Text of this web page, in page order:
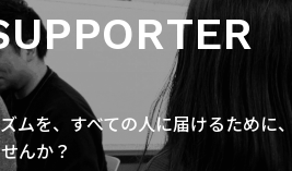
ムを、すべての人に届けるために
んか？